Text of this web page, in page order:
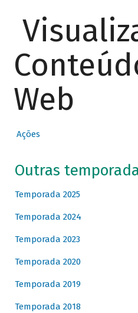
Web
Ações
Outras
Temporada 2025
Temporada 2024
Temporada 2023
Temporada 2020
Temporada 2019
Temporada 2018